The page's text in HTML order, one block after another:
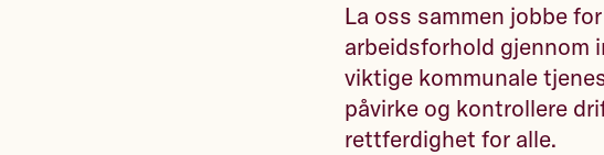
La oss sammen jobbe
arbeidsforhold gjennom
viktige kommunale
påvirke og kontrollere
rettferdighet for alle.